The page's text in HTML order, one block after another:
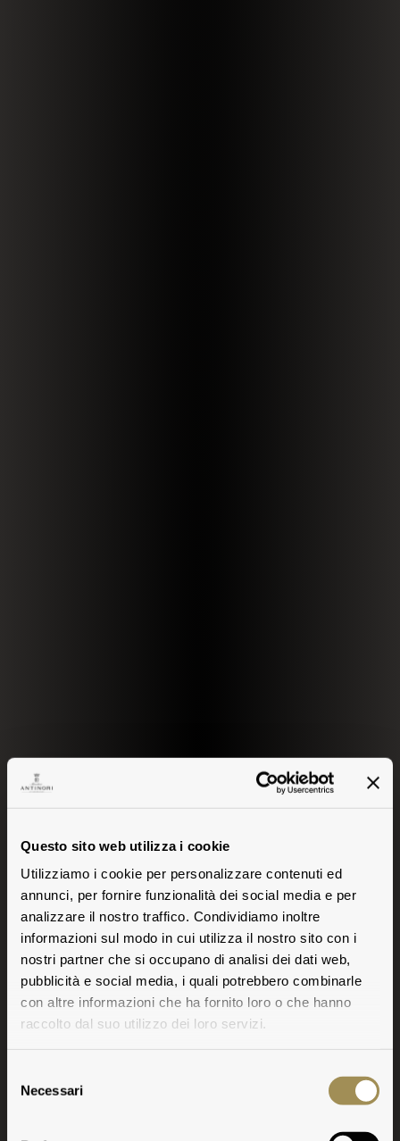
Questo sito web utilizza i cookie
Utilizziamo i cookie per personalizzare contenuti ed
annunci, per fornire funzionalità dei social media e per
analizzare il nostro traffico. Condividiamo inoltre
informazioni sul modo in cui utilizza il nostro sito con i
nostri partner che si occupano di analisi dei dati web,
pubblicità e social media, i quali potrebbero combinarle
con altre informazioni che ha fornito loro o che hanno
raccolto dal suo utilizzo dei loro servizi.
delNecessari
Antinori nel Chianti